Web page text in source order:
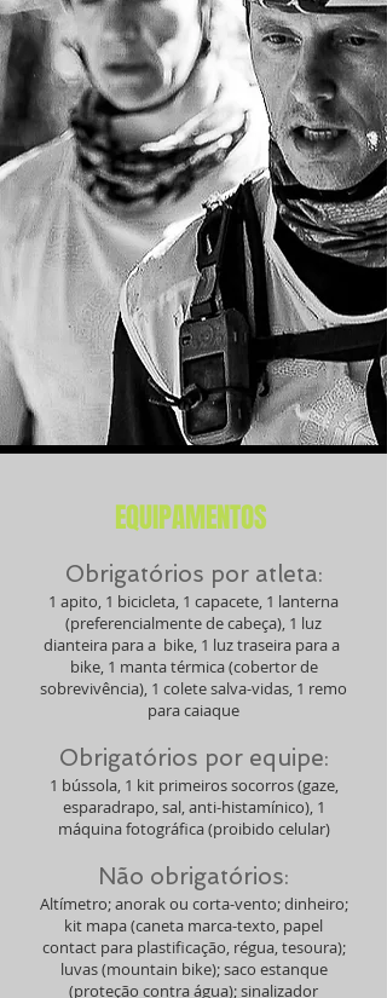
EQUIPAMENTOS
Obrigatórios por atleta:
1 apito, 1 bicicleta, 1 capacete, 1 lanterna
(preferencialmente de cabeça), 1 luz
dianteira para a bike, 1 luz traseira para a
bike, 1 manta térmica (cobertor de
sobrevivência), 1 colete salva-vidas, 1 remo
para caiaque
Obrigatórios por equipe:
1 bússola, 1 kit primeiros socorros (gaze,
esparadrapo, sal, anti-histamínico), 1
máquina fotográfica (proibido celular)
Não obrigatórios:
Altímetro; anorak ou corta-vento; dinheiro;
kit mapa (caneta marca-texto, papel
contact para plastificação, régua, tesoura);
luvas (mountain bike); saco estanque
(proteção contra água); sinalizador